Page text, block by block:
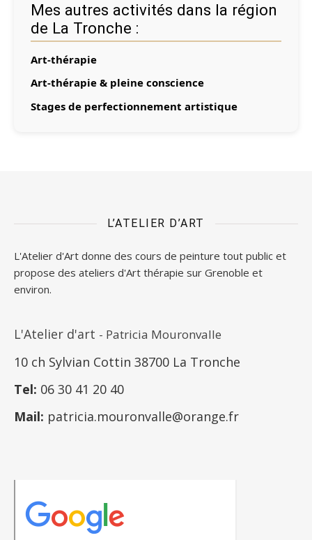
Mes autres activités dans la région
de La Tronche :
Art-thérapie
Art-thérapie & pleine conscience
Stages de perfectionnement artistique
L’ATELIER D’ART
L'Atelier d'Art donne des cours de peinture tout public et
propose des ateliers d'Art thérapie sur Grenoble et
environ.
L'Atelier d'art - Patricia Mouronvalle
10 ch Sylvian Cottin 38700 La Tronche
Tel: 06 30 41 20 40
Mail: patricia.mouronvalle@orange.fr